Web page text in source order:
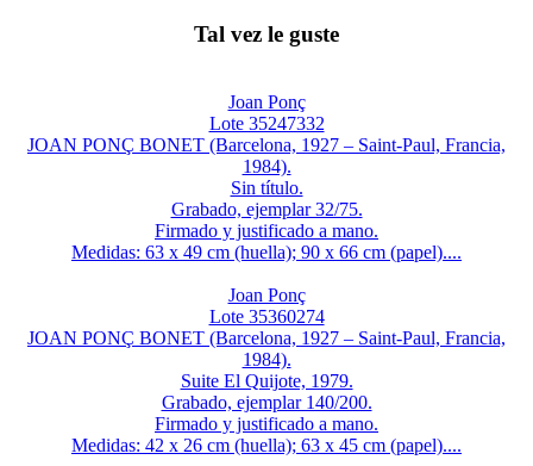
Tal vez le guste
Joan Ponç
Lote 35247332
JOAN PONÇ BONET (Barcelona, 1927 – Saint-Paul, Francia,
1984).
Sin título.
Grabado, ejemplar 32/75.
Firmado y justificado a mano.
Medidas: 63 x 49 cm (huella); 90 x 66 cm (papel)....
Joan Ponç
Lote 35360274
JOAN PONÇ BONET (Barcelona, 1927 – Saint-Paul, Francia,
1984).
Suite El Quijote, 1979.
Grabado, ejemplar 140/200.
Firmado y justificado a mano.
Medidas: 42 x 26 cm (huella); 63 x 45 cm (papel)....